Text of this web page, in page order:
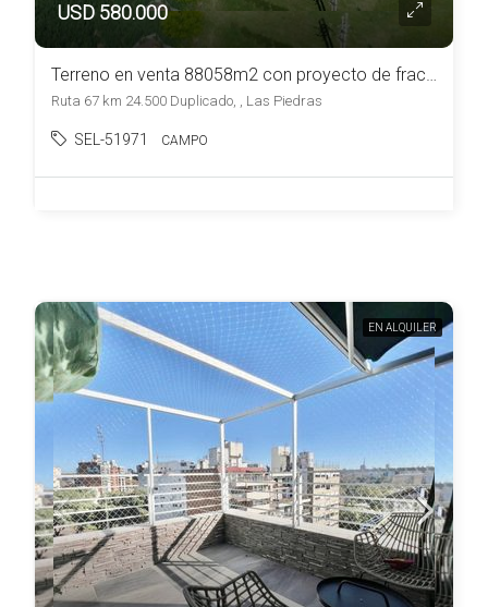
USD 580.000
Terreno en venta 88058m2 con proyecto de fraccionamiento ubicado en Las Piedras
Ruta 67 km 24.500 Duplicado, , Las Piedras
SEL-51971 CAMPO
EN ALQUILER